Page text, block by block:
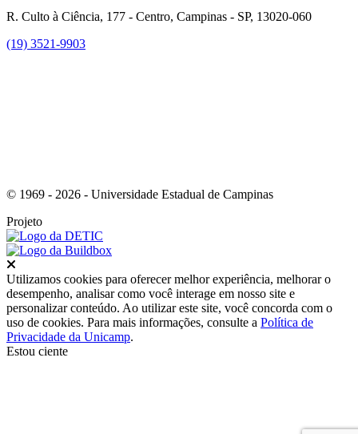
R. Culto à Ciência, 177 - Centro, Campinas - SP, 13020-060
(19) 3521-9903
© 1969 - 2026 - Universidade Estadual de Campinas
Projeto
Utilizamos cookies para oferecer melhor experiência, melhorar o
desempenho, analisar como você interage em nosso site e
personalizar conteúdo. Ao utilizar este site, você concorda com o
uso de cookies. Para mais informações, consulte a Política de
Privacidade da Unicamp.
Estou ciente